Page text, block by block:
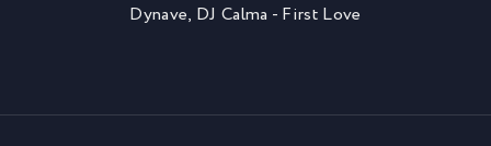
Dynave, DJ Calma - First Love